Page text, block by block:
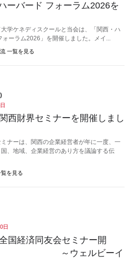
ーバード フォーラム2026を
学ケネディスクールと当会は、「関西・ハ
ォーラム2026」を開催しました。メイ...
一覧を見る
西財界セミナーを開催しまし
ナーは、関西の企業経営者が年に一度、一
、地域、企業経営のあり方を議論する伝
を見る
日
国経済同友会セミナー開
ウェルビーイ